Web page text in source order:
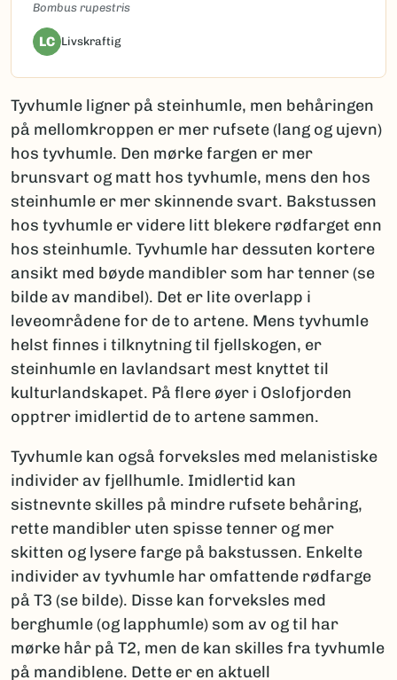
Bombus rupestris
LC Livskraftig
Tyvhumle ligner på steinhumle, men behåringen
på mellomkroppen er mer rufsete (lang og ujevn)
hos tyvhumle. Den mørke fargen er mer
brunsvart og matt hos tyvhumle, mens den hos
steinhumle er mer skinnende svart. Bakstussen
hos tyvhumle er videre litt blekere rødfarget enn
hos steinhumle. Tyvhumle har dessuten kortere
ansikt med bøyde mandibler som har tenner (se
bilde av mandibel). Det er lite overlapp i
leveområdene for de to artene. Mens tyvhumle
helst finnes i tilknytning til fjellskogen, er
steinhumle en lavlandsart mest knyttet til
kulturlandskapet. På flere øyer i Oslofjorden
opptrer imidlertid de to artene sammen.
Tyvhumle kan også forveksles med melanistiske
individer av fjellhumle. Imidlertid kan
sistnevnte skilles på mindre rufsete behåring,
rette mandibler uten spisse tenner og mer
skitten og lysere farge på bakstussen. Enkelte
individer av tyvhumle har omfattende rødfarge
på T3 (se bilde). Disse kan forveksles med
berghumle (og lapphumle) som av og til har
mørke hår på T2, men de kan skilles fra tyvhumle
på mandiblene. Dette er en aktuell